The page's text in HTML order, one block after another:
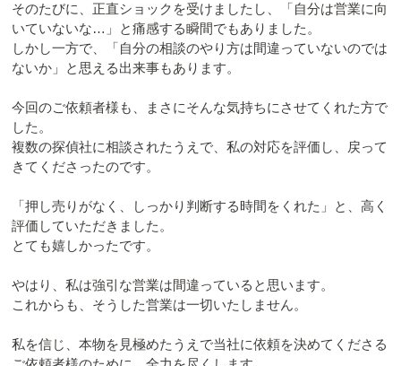
そのたびに、正直ショックを受けましたし、「自分は営業に向
いていないな…」と痛感する瞬間でもありました。
しかし一方で、「自分の相談のやり方は間違っていないのでは
ないか」と思える出来事もあります。
今回のご依頼者様も、まさにそんな気持ちにさせてくれた方で
した。
複数の探偵社に相談されたうえで、私の対応を評価し、戻って
きてくださったのです。
「押し売りがなく、しっかり判断する時間をくれた」と、高く
評価していただきました。
とても嬉しかったです。
やはり、私は強引な営業は間違っていると思います。
これからも、そうした営業は一切いたしません。
私を信じ、本物を見極めたうえで当社に依頼を決めてくださる